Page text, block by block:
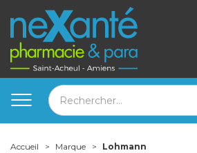
Accueil Marque Lohmann